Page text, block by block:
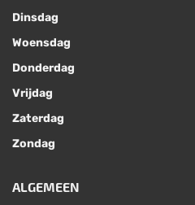
Dinsdag
Woensdag
Donderdag
Vrijdag
Zaterdag
Zondag
ALGEMEEN